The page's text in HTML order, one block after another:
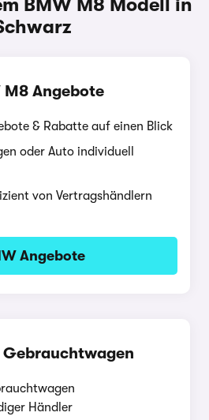
BMW M8 Modell in
M8 Angebote
& Rabatte auf einen Blick
oder Auto individuell
von Vertragshändlern
Angebote
Gebrauchtwagen
Händler